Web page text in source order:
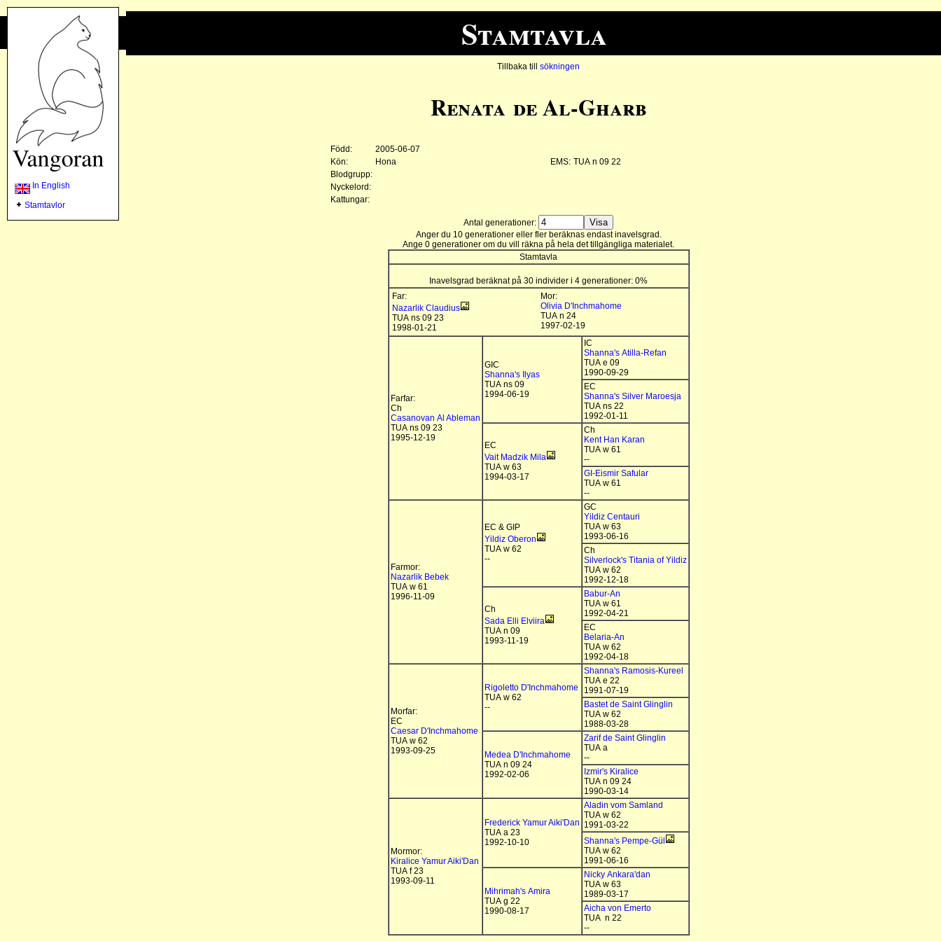
Stamtavla
In English
Stamtavlor
Tillbaka till sökningen
Renata de Al-Gharb
Född:
2005-06-07
Kön:
Hona EMS: TUA n 09 22
Blodgrupp:
Nyckelord:
Kattungar:
Antal generationer:
Anger du 10 generationer eller fler beräknas endast inavelsgrad.
Ange 0 generationer om du vill räkna på hela det tillgängliga materialet.
Stamtavla
Inavelsgrad beräknat på 30 individer i 4 generationer: 0%
Far:
Nazarlik Claudius
TUA ns 09 23
1998-01-21
Mor:
Olivia D'Inchmahome
TUA n 24
1997-02-19
Farfar:
Ch
Casanovan Al Ableman
TUA ns 09 23
1995-12-19
GIC
Shanna's Ilyas
TUA ns 09
1994-06-19
IC
Shanna's Atilla-Refan
TUA e 09
1990-09-29
EC
Shanna's Silver Maroesja
TUA ns 22
1992-01-11
EC
Vait Madzik Mila
TUA w 63
1994-03-17
Ch
Kent Han Karan
TUA w 61
--
GI-Eismir Safular
TUA w 61
--
Farmor:
Nazarlik Bebek
TUA w 61
1996-11-09
EC & GIP
Yildiz Oberon
TUA w 62
--
GC
Yildiz Centauri
TUA w 63
1993-06-16
Ch
Silverlock's Titania of Yildiz
TUA w 62
1992-12-18
Ch
Sada Elli Elviira
TUA n 09
1993-11-19
Babur-An
TUA w 61
1992-04-21
EC
Belaria-An
TUA w 62
1992-04-18
Morfar:
EC
Caesar D'Inchmahome
TUA w 62
1993-09-25
Rigoletto D'Inchmahome
TUA w 62
--
Shanna's Ramosis-Kureel
TUA e 22
1991-07-19
Bastet de Saint Glinglin
TUA w 62
1988-03-28
Medea D'Inchmahome
TUA n 09 24
1992-02-06
Zarif de Saint Glinglin
TUA a
--
Izmir's Kiralice
TUA n 09 24
1990-03-14
Mormor:
Kiralice Yamur Aiki'Dan
TUA f 23
1993-09-11
Frederick Yamur Aiki'Dan
TUA a 23
1992-10-10
Aladin vom Samland
TUA w 62
1991-03-22
Shanna's Pempe-Gül
TUA w 62
1991-06-16
Mihrimah's Amira
TUA g 22
1990-08-17
Nicky Ankara'dan
TUA w 63
1989-03-17
Aicha von Emerto
TUA n 22
--